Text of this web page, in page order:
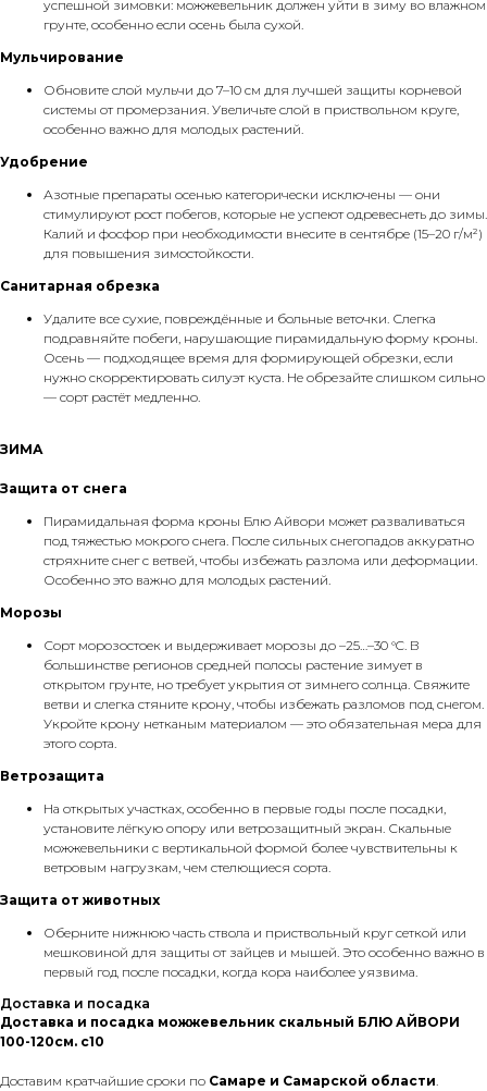
успешной зимовки: можжевельник должен уйти в зиму во влажном
грунте, особенно если осень была сухой.
Мульчирование
Обновите слой мульчи до 7–10 см для лучшей защиты корневой
системы от промерзания. Увеличьте слой в приствольном круге,
особенно важно для молодых растений.
Удобрение
Азотные препараты осенью категорически исключены — они
стимулируют рост побегов, которые не успеют одревеснеть до зимы.
Калий и фосфор при необходимости внесите в сентябре (15–20 г/м²)
для повышения зимостойкости.
Санитарная обрезка
Удалите все сухие, повреждённые и больные веточки. Слегка
подравняйте побеги, нарушающие пирамидальную форму кроны.
Осень — подходящее время для формирующей обрезки, если
нужно скорректировать силуэт куста. Не обрезайте слишком сильно
— сорт растёт медленно.
ЗИМА
Защита от снега
Пирамидальная форма кроны Блю Айвори может разваливаться
под тяжестью мокрого снега. После сильных снегопадов аккуратно
стряхните снег с ветвей, чтобы избежать разлома или деформации.
Особенно это важно для молодых растений.
Морозы
Сорт морозостоек и выдерживает морозы до –25…–30 °C. В
большинстве регионов средней полосы растение зимует в
открытом грунте, но требует укрытия от зимнего солнца. Свяжите
ветви и слегка стяните крону, чтобы избежать разломов под снегом.
Укройте крону нетканым материалом — это обязательная мера для
этого сорта.
Ветрозащита
На открытых участках, особенно в первые годы после посадки,
установите лёгкую опору или ветрозащитный экран. Скальные
можжевельники с вертикальной формой более чувствительны к
ветровым нагрузкам, чем стелющиеся сорта.
Защита от животных
Оберните нижнюю часть ствола и приствольный круг сеткой или
мешковиной для защиты от зайцев и мышей. Это особенно важно в
первый год после посадки, когда кора наиболее уязвима.
Доставка и посадка
Доставка и посадка можжевельник скальный БЛЮ АЙВОРИ
100-120см. с10
Доставим кратчайшие сроки по Самаре и Самарской области.